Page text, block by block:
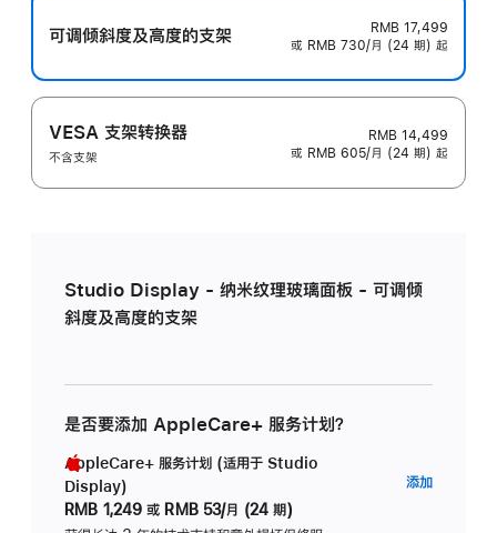
可调倾斜度及高‍度的支‍架
RMB 17,499
或 RMB 730/月 (24 期) 起
VESA 支架转换器
不含支架
RMB 14,499
或 RMB 605/月 (24 期) 起
Studio Display - 纳米纹理玻璃面板 - 可调倾
斜度及高度的支架
是否要添加 AppleCare+ 服务计划？
AppleCare+ 服务计划 (适用于 Studio
Display)
RMB 1,249 或 RMB 53/月 (24 期)
添加